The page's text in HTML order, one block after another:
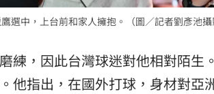
選中，上台前和家人擁抱。（圖／記者劉彥池攝
練，因此台灣球迷對他相對陌生
他指出，在國外打球，身材對亞